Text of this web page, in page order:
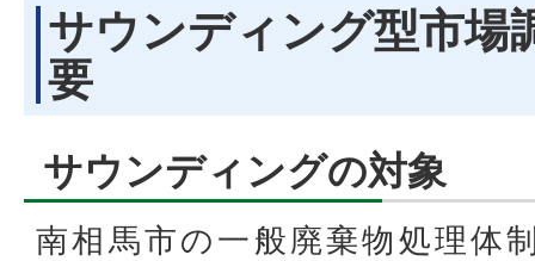
サウンディング型市場
要
サウンディングの対象
南相馬市の一般廃棄物処理体